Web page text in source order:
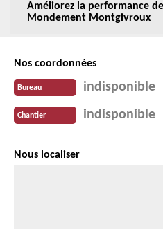
Améliorez la performance
Mondement Montgivroux
Nos coordonnées
Bureau indisponible
Chantier indisponible
Nous localiser